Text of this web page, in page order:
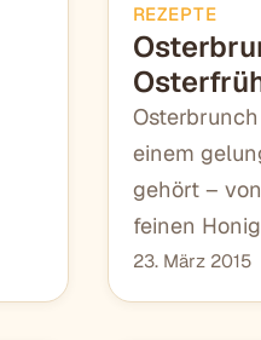
REZEPTE
einem
gehört –
feinen
23. März 2015